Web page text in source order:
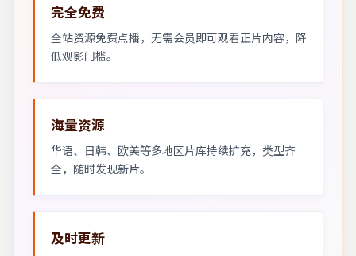
完全免费
全站资源免费点播，无需会员即可观看正片内容，降
低观影门槛。
海量资源
华语、日韩、欧美等多地区片库持续扩充，类型齐
全，随时发现新片。
及时更新